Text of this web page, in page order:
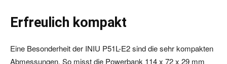
Erfreulich kompakt
Eine Besonderheit der INIU P51L-E2 sind die sehr kompakten
Abmessungen. So misst die Powerbank 114 x 72 x 29 mm